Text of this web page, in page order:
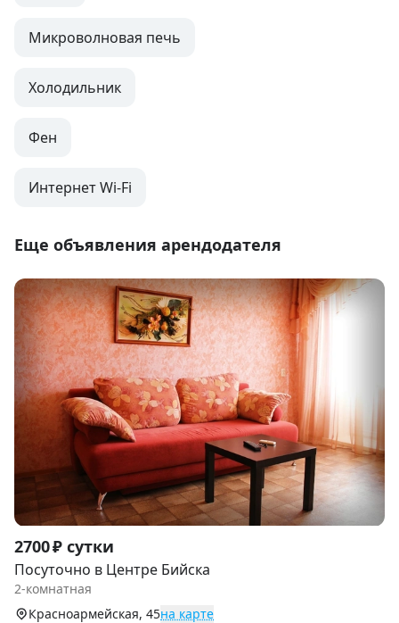
Микроволновая печь
Холодильник
Фен
Интернет Wi-Fi
Еще объявления арендодателя
Item
1
of
9
2700 ₽ сутки
Посуточно в Центре Бийска
2-комнатная
Красноармейская, 45на карте